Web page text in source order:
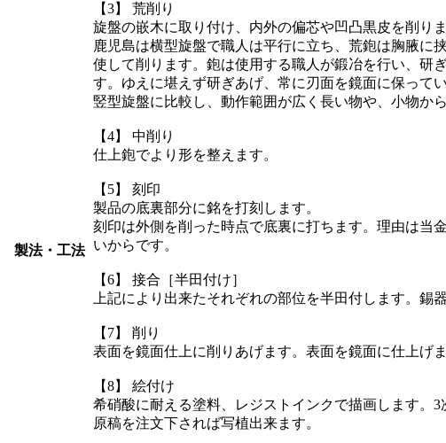
製法・工法
【3】 荒削り
旋盤の嵌木に取り付け、内外の偏芯や凹凸黒皮を削りま
鹿児島は横型旋盤で職人は平行に立ち、荒鉋は胸腋に
使して削ります。鉋は使用する職人が鍛冶を行い、研
す。ゆえに堪えず研ぎあげ、常に刃面を鏡面に保ってい
竪型旋盤に比較し、動作範囲が広く長い物や、小物か
【4】 中削り
仕上鉋でより形を整えます。
【5】 刻印
製品の底裏部分に銘を打刻します。
刻印は外側を削った時点で底裏に打ちます。理由は当
いからです。
【6】 接合［半田付け］
上記により出来たそれぞれの部位を半田付します。錫
【7】 削り
表面を鏡面仕上に削りあげます。表面を鏡面に仕上げ
【8】 絵付け
希硝酸に耐える塗料、レジストインクで描画します。
原稿を注文下されば写植出来ます。